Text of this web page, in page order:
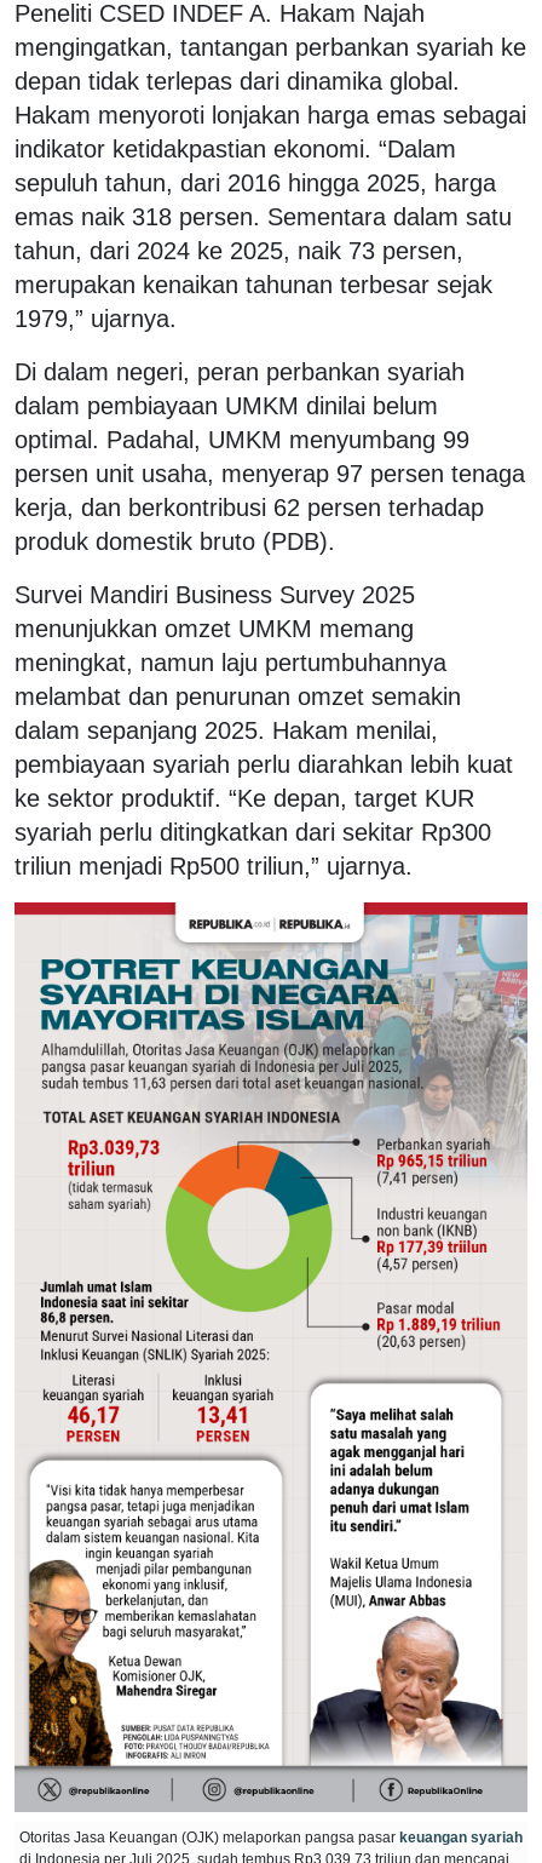
Peneliti CSED INDEF A. Hakam Najah
mengingatkan, tantangan perbankan syariah ke
depan tidak terlepas dari dinamika global.
Hakam menyoroti lonjakan harga emas sebagai
indikator ketidakpastian ekonomi. “Dalam
sepuluh tahun, dari 2016 hingga 2025, harga
emas naik 318 persen. Sementara dalam satu
tahun, dari 2024 ke 2025, naik 73 persen,
merupakan kenaikan tahunan terbesar sejak
1979,” ujarnya.
Di dalam negeri, peran perbankan syariah
dalam pembiayaan UMKM dinilai belum
optimal. Padahal, UMKM menyumbang 99
persen unit usaha, menyerap 97 persen tenaga
kerja, dan berkontribusi 62 persen terhadap
produk domestik bruto (PDB).
Survei Mandiri Business Survey 2025
menunjukkan omzet UMKM memang
meningkat, namun laju pertumbuhannya
melambat dan penurunan omzet semakin
dalam sepanjang 2025. Hakam menilai,
pembiayaan syariah perlu diarahkan lebih kuat
ke sektor produktif. “Ke depan, target KUR
syariah perlu ditingkatkan dari sekitar Rp300
triliun menjadi Rp500 triliun,” ujarnya.
Otoritas Jasa Keuangan (OJK) melaporkan pangsa pasar keuangan syariah
di Indonesia per Juli 2025, sudah tembus Rp3.039,73 triliun dan mencapai